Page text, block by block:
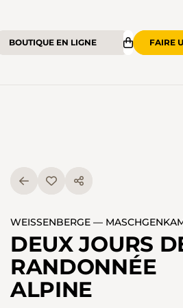
BOUTIQUE EN LIGNE FAIRE
WEISSENBERGE —
DEUX JOURS
RANDONNÉE
ALPINE